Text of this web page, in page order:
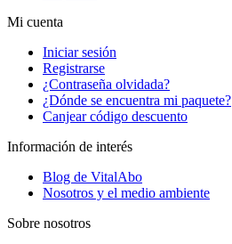
Mi cuenta
Iniciar sesión
Registrarse
¿Contraseña olvidada?
¿Dónde se encuentra mi paquete?
Canjear código descuento
Información de interés
Blog de VitalAbo
Nosotros y el medio ambiente
Sobre nosotros